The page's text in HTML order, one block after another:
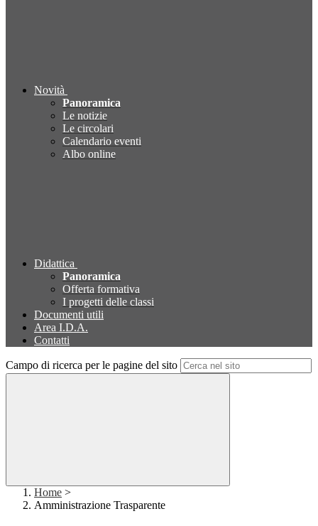
Novità
Panoramica
Le notizie
Le circolari
Calendario eventi
Albo online
Didattica
Panoramica
Offerta formativa
I progetti delle classi
Documenti utili
Area I.D.A.
Contatti
Campo di ricerca per le pagine del sito
Home >
Amministrazione Trasparente